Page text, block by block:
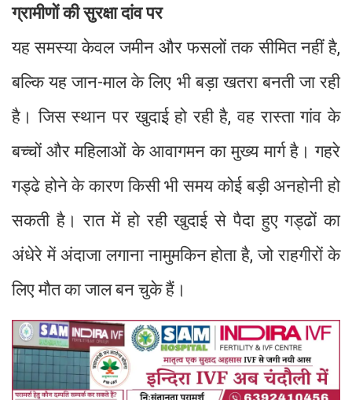
ग्रामीणों की सुरक्षा दांव पर
यह समस्या केवल जमीन और फसलों तक सीमित नहीं है,
बल्कि यह जान-माल के लिए भी बड़ा खतरा बनती जा रही
है। जिस स्थान पर खुदाई हो रही है, वह रास्ता गांव के
बच्चों और महिलाओं के आवागमन का मुख्य मार्ग है। गहरे
गड्ढे होने के कारण किसी भी समय कोई बड़ी अनहोनी हो
सकती है। रात में हो रही खुदाई से पैदा हुए गड्ढों का
अंधेरे में अंदाजा लगाना नामुमकिन होता है, जो राहगीरों के
लिए मौत का जाल बन चुके हैं।